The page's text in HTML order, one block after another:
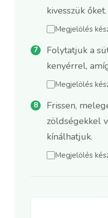
kivesszük őket.
Megjelölés
Folytatjuk a
kenyérrel,
Megjelölés
Frissen,
zöldségekkel
kínálhatjuk.
Megjelölés